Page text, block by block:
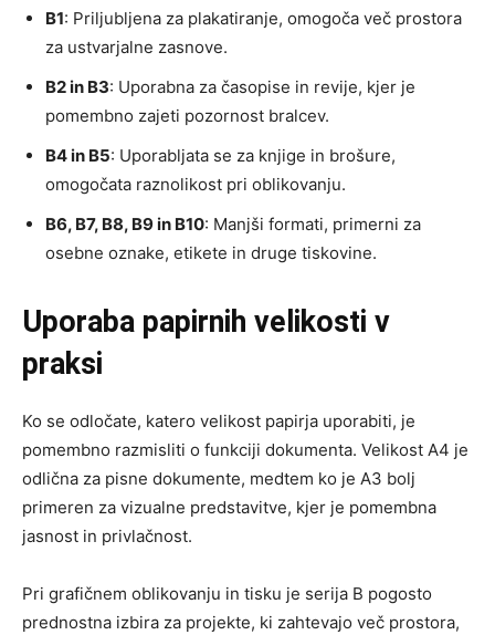
B1: Priljubljena za plakatiranje, omogoča več prostora
za ustvarjalne zasnove.
B2 in B3: Uporabna za časopise in revije, kjer je
pomembno zajeti pozornost bralcev.
B4 in B5: Uporabljata se za knjige in brošure,
omogočata raznolikost pri oblikovanju.
B6, B7, B8, B9 in B10: Manjši formati, primerni za
osebne oznake, etikete in druge tiskovine.
Uporaba papirnih velikosti v
praksi
Ko se odločate, katero velikost papirja uporabiti, je
pomembno razmisliti o funkciji dokumenta. Velikost A4 je
odlična za pisne dokumente, medtem ko je A3 bolj
primeren za vizualne predstavitve, kjer je pomembna
jasnost in privlačnost.
Pri grafičnem oblikovanju in tisku je serija B pogosto
prednostna izbira za projekte, ki zahtevajo več prostora,